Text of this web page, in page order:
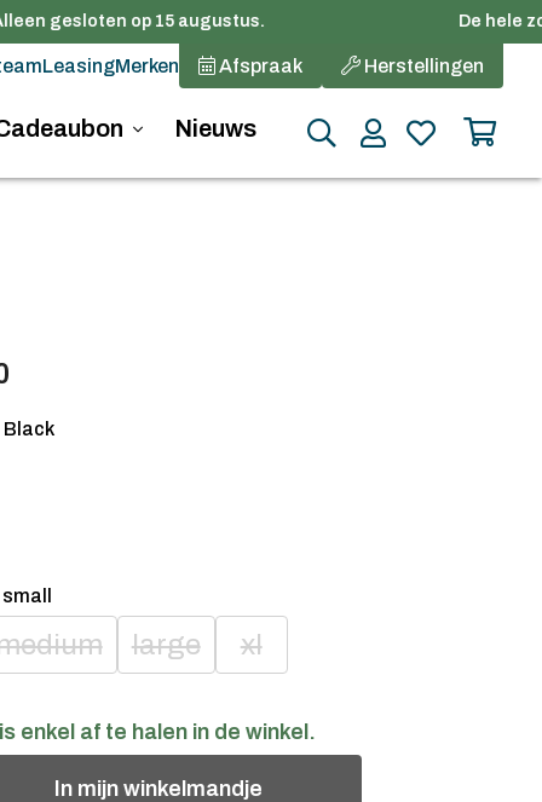
gesloten op 15 augustus. De hele
LeasingMerken Afspraak Herstellingen
Nieuws
Black
small
large xl
enkel af te halen in de winkel.
In mijn winkelmandje